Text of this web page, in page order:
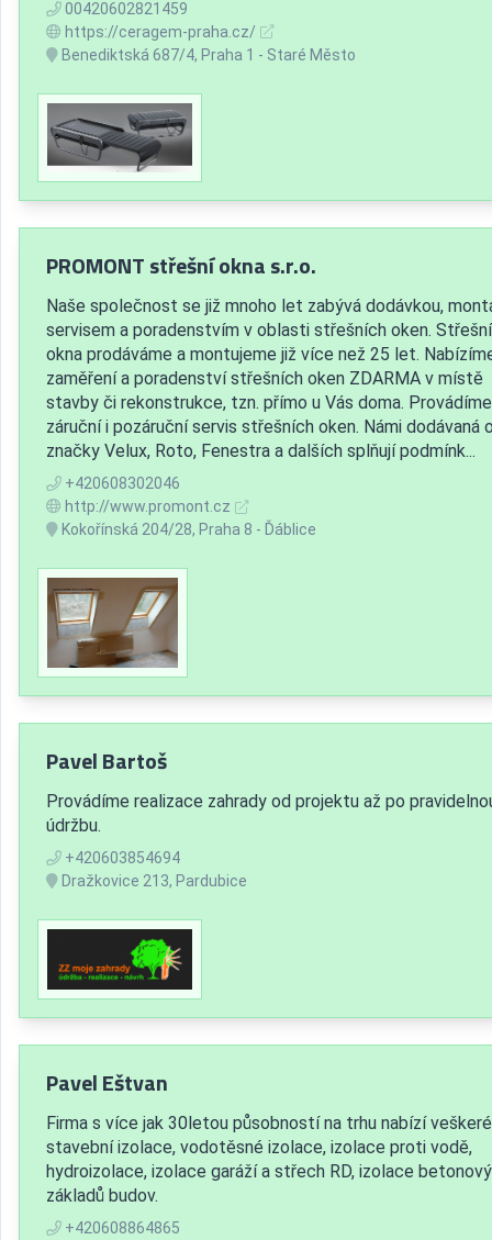
00420602821459
https://ceragem-praha.cz/
Benediktská 687/4, Praha 1 - Staré Město
PROMONT střešní okna s.r.o.
Naše společnost se již mnoho let zabývá dodávkou,
servisem a poradenstvím v oblasti střešních oken. Střešní
okna prodáváme a montujeme již více než 25 let.
zaměření a poradenství střešních oken ZDARMA v místě
stavby či rekonstrukce, tzn. přímo u Vás doma. Provádíme
záruční i pozáruční servis střešních oken. Námi dodávaná
značky Velux, Roto, Fenestra a dalších splňují podmínk...
+420608302046
http://www.promont.cz
Kokořínská 204/28, Praha 8 - Ďáblice
Pavel Bartoš
Provádíme realizace zahrady od projektu až po
údržbu.
+420603854694
Dražkovice 213, Pardubice
Pavel Eštvan
Firma s více jak 30letou působností na trhu nabízí veškeré
stavební izolace, vodotěsné izolace, izolace proti vodě,
hydroizolace, izolace garáží a střech RD, izolace
základů budov.
+420608864865